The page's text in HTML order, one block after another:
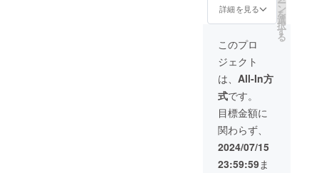
品開封
前には
届けの
リター
ンに貼
付され
ルや注
意書き
をご確
認くだ
さい。
200g ・
射日光
け、常
温で保
賞味期
限：製
造日か
ら１
０ヶ月
料：
・主原
スリラ
イロン
アイス
コー
ヒー
は、ネ
ルド
リップ
で丁寧
りして
ズ：
23cmx
重量：
1000ml
・保存
方法：
直射日
光を避
け、常
温で保
存。
開封後
【アイ
スコー
本】
【バ
キュー
ムフラ
スクス
テム１
個】
【コー
ヒーの
木の命
名権】
【農園
詳細を見る ー
ン
を
選
択
す
る
このプロ
ジェクト
は、 All-In方
式です。
目標金額に
関わらず、
2024/07/15
23:59:59ま